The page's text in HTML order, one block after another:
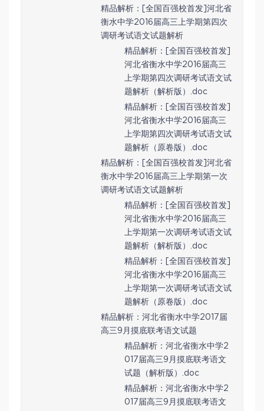
精品解析：[全国百强校首发]河北省
衡水中学2016届高三上学期第四次
调研考试语文试题解析
精品解析：[全国百强校首发]
河北省衡水中学2016届高三
上学期第四次调研考试语文试
题解析（解析版）.doc
精品解析：[全国百强校首发]
河北省衡水中学2016届高三
上学期第四次调研考试语文试
题解析（原卷版）.doc
精品解析：[全国百强校首发]河北省
衡水中学2016届高三上学期第一次
调研考试语文试题解析
精品解析：[全国百强校首发]
河北省衡水中学2016届高三
上学期第一次调研考试语文试
题解析（解析版）.doc
精品解析：[全国百强校首发]
河北省衡水中学2016届高三
上学期第一次调研考试语文试
题解析（原卷版）.doc
精品解析：河北省衡水中学2017届
高三9月摸底联考语文试题
精品解析：河北省衡水中学2
017届高三9月摸底联考语文
试题（解析版）.doc
精品解析：河北省衡水中学2
017届高三9月摸底联考语文